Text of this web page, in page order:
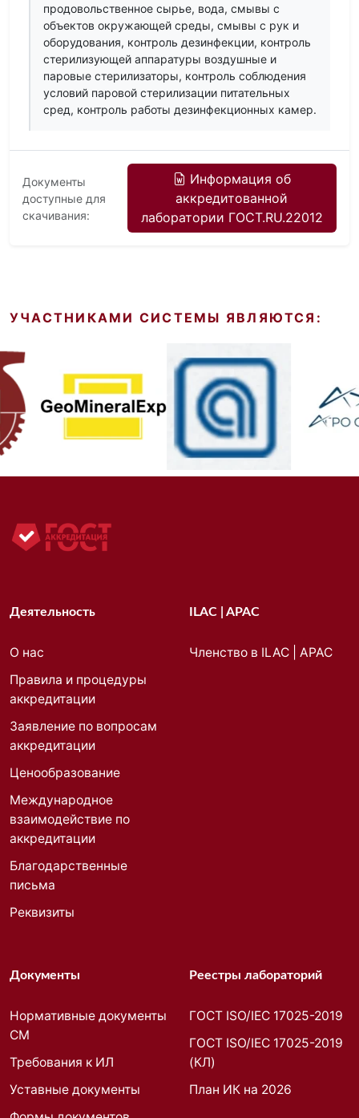
продовольственное сырье, вода, смывы с
объектов окружающей среды, смывы с рук и
оборудования, контроль дезинфекции, контроль
стерилизующей аппаратуры воздушные и
паровые стерилизаторы, контроль соблюдения
условий паровой стерилизации питательных
сред, контроль работы дезинфекционных камер.
Документы
доступные для
скачивания:
Информация об
аккредитованной
лаборатории ГОСТ.RU.22012
УЧАСТНИКАМИ СИСТЕМЫ ЯВЛЯЮТСЯ:
Деятельность
О нас
Правила и процедуры
аккредитации
Заявление по вопросам
аккредитации
Ценообразование
Международное
взаимодействие по
аккредитации
Благодарственные
письма
Реквизиты
ILAC | APAC
Членство в ILAC | APAC
Документы
Нормативные документы
СМ
Требования к ИЛ
Уставные документы
Реестры лабораторий
ГОСТ ISO/IEC 17025-2019
ГОСТ ISO/IEC 17025-2019
(КЛ)
План ИК на 2026